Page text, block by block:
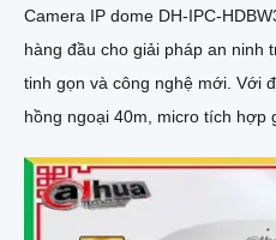
Camera IP dome DH-IPC-
hàng đầu cho giải pháp an ninh
tinh gọn và công nghệ mới. Với độ phân giải 2MP, tầm nhìn
hồng ngoại 40m, micro tích hợp
chính xác, giảm thiểu cảnh báo
256GB và cấp nguồn PoE